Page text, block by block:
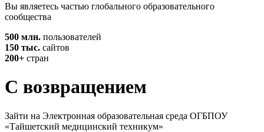
Вы являетесь частью глобального образовательного
сообщества
500 млн. пользователей
150 тыс. сайтов
200+ стран
С возвращением
Зайти на Электронная образовательная среда ОГБПОУ
«Тайшетский медицинский техникум»